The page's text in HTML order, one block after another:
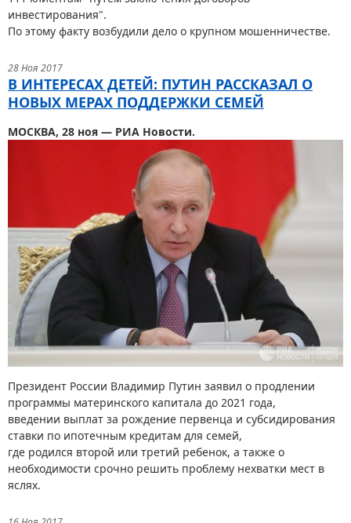
инвестирования".
По этому факту возбудили дело о крупном мошенничестве.
28 Ноя 2017
В ИНТЕРЕСАХ ДЕТЕЙ: ПУТИН РАССКАЗАЛ О
НОВЫХ МЕРАХ ПОДДЕРЖКИ СЕМЕЙ
МОСКВА, 28 ноя — РИА Новости.
Президент России Владимир Путин заявил о продлении
программы материнского капитала до 2021 года,
введении выплат за рождение первенца и субсидирования
ставки по ипотечным кредитам для семей,
где родился второй или третий ребенок, а также о
необходимости срочно решить проблему нехватки мест в
яслях.